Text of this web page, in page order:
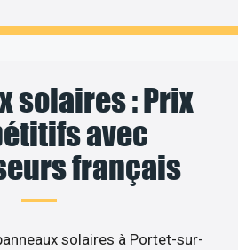
solaires : Prix
avec
français
solaires à Portet-sur-